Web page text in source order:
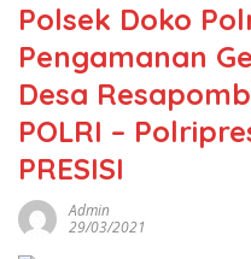
Polsek Doko
Pengamanan
Desa
POLRI –
PRESISI
Admin
29/03/2021